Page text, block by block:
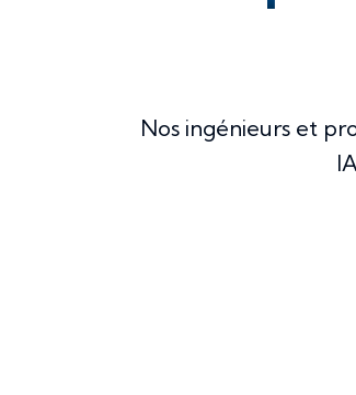
Nos ingénieurs et